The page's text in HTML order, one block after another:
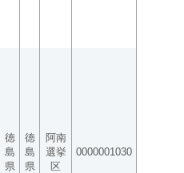
徳
島
県
徳
島
県
阿南
選挙
区
0000001030